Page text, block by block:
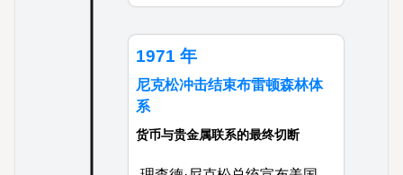
的过渡，硬币价值完全源于政
府法令而非内在金属价值。
1971 年
尼克松冲击结束布雷顿森林体
系
货币与贵金属联系的最终切断